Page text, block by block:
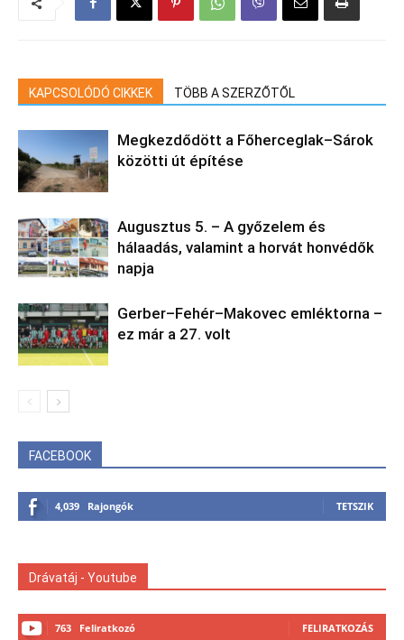
KAPCSOLÓDÓ CIKKEK TÖBB A SZERZŐTŐL
Megkezdődött a Főherceglak–Sárok
közötti út építése
Augusztus 5. – A győzelem és
hálaadás, valamint a horvát honvédők
napja
Gerber–Fehér–Makovec emléktorna –
ez már a 27. volt
FACEBOOK
4,039 Rajongók TETSZIK
Drávatáj - Youtube
763 Feliratkozó FELIRATKOZÁS